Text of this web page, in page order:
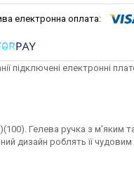
підключені електронні
Гелева ручка з м'яким
дизайн роблять її